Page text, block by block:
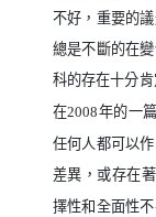
不好，重要的
總是不斷的在
科的存在十分
在2008年的一
任何人都可以
差異，或存在
擇性和全面性